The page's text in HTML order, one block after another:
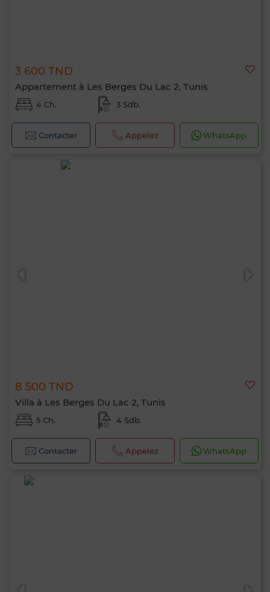
3 600 TND
Appartement à Les Berges Du Lac 2, Tunis
4 Ch. 3 Sdb.
Contacter Appelez WhatsApp
8 500 TND
Villa à Les Berges Du Lac 2, Tunis
5 Ch. 4 Sdb.
Contacter Appelez WhatsApp